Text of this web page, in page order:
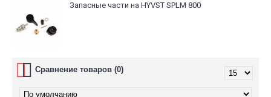
Запасные части на HYVST SPLM 800
Сравнение товаров (0)